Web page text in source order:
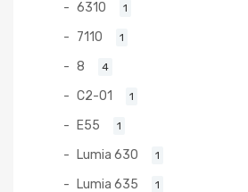
6310 1
7110 1
8 4
C2-01 1
E55 1
Lumia 630 1
Lumia 635 1